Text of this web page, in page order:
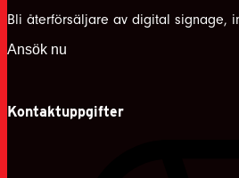
Bli återförsäljare av digital signage,
Ansök nu
Kontaktuppgifter